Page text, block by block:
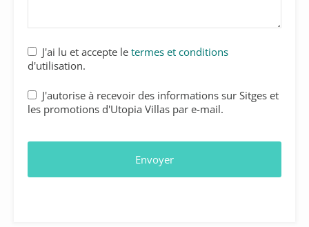
J'ai lu et accepte le termes et conditions
d'utilisation.
J'autorise à recevoir des informations sur Sitges et
les promotions d'Utopia Villas par e-mail.
Envoyer